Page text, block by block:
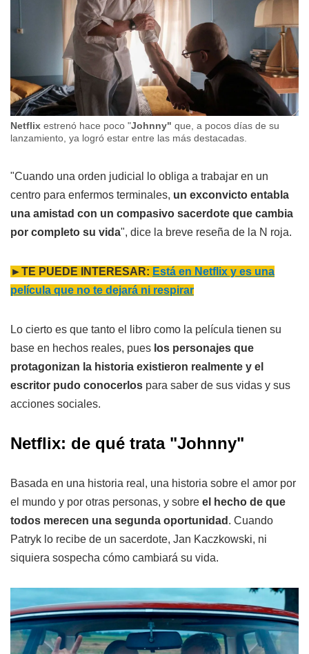
Netflix estrenó hace poco "Johnny" que, a pocos días de su
lanzamiento, ya logró estar entre las más destacadas.
"Cuando una orden judicial lo obliga a trabajar en un
centro para enfermos terminales, un exconvicto entabla
una amistad con un compasivo sacerdote que cambia
por completo su vida", dice la breve reseña de la N roja.
►TE PUEDE INTERESAR: Está en Netflix y es una
película que no te dejará ni respirar
Lo cierto es que tanto el libro como la película tienen su
base en hechos reales, pues los personajes que
protagonizan la historia existieron realmente y el
escritor pudo conocerlos para saber de sus vidas y sus
acciones sociales.
Netflix: de qué trata "Johnny"
Basada en una historia real, una historia sobre el amor por
el mundo y por otras personas, y sobre el hecho de que
todos merecen una segunda oportunidad . Cuando
Patryk lo recibe de un sacerdote, Jan Kaczkowski, ni
siquiera sospecha cómo cambiará su vida.